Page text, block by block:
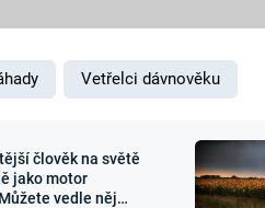
Zajímavosti
Vetřelci dávnověku
člověk na světě
jako motor
vedle něj